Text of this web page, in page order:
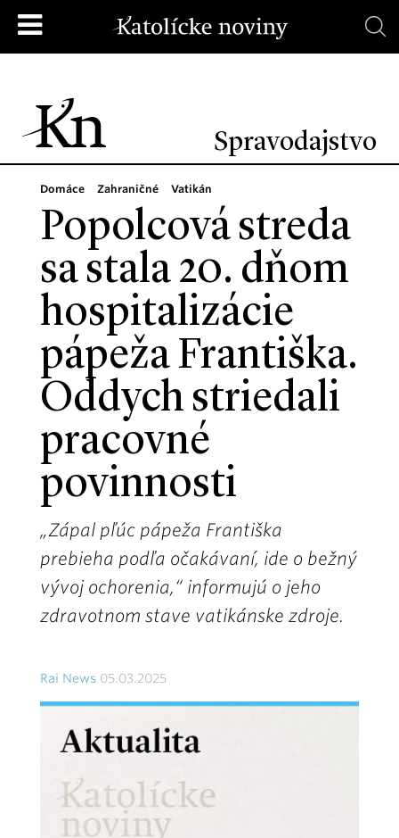
Spravodajstvo
Domáce Zahraničné Vatikán
Popolcová streda
sa stala 20. dňom
hospitalizácie
pápeža Františka.
Oddych striedali
pracovné
povinnosti
„Zápal pľúc pápeža Františka
prebieha podľa očakávaní, ide o bežný
vývoj ochorenia,“ informujú o jeho
zdravotnom stave vatikánske zdroje.
Rai News 05.03.2025